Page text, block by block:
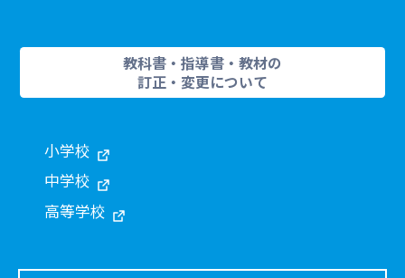
教科書・指導書・教材の
訂正・変更について
小学校
中学校
高等学校